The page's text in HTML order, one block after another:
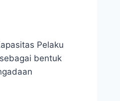
Pelaku
bentuk